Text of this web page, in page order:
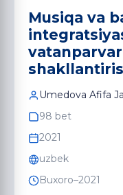
Musiqa va
Umedova Afifa
98 bet
2021
uzbek
Buxoro–2021